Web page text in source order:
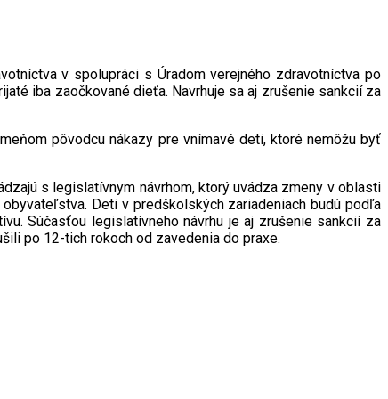
v spolupráci s Úradom verejného zdravotníctva po
iba zaočkované dieťa. Navrhuje sa aj zrušenie sankcií za
pôvodcu nákazy pre vnímavé deti, ktoré nemôžu byť
s legislatívnym návrhom, ktorý uvádza zmeny v oblasti
Deti v predškolských zariadeniach budú podľa
Súčasťou legislatívneho návrhu je aj zrušenie sankcií za
po 12-tich rokoch od zavedenia do praxe.